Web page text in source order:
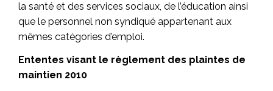
la santé et des services sociaux, de l’éducation ainsi
que le personnel non syndiqué appartenant aux
mêmes catégories d’emploi.
Ententes visant le règlement des plaintes de
maintien 2010